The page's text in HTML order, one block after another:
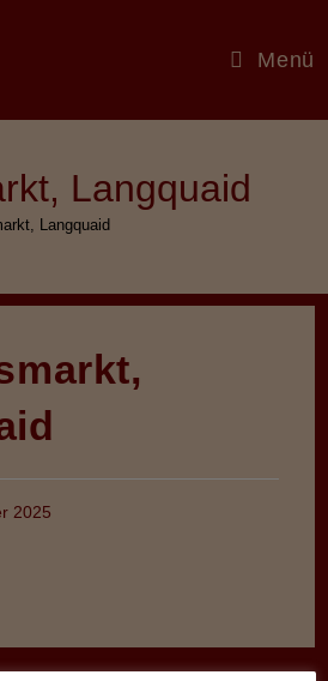
Menü
Langquaid
Langquaid
2025